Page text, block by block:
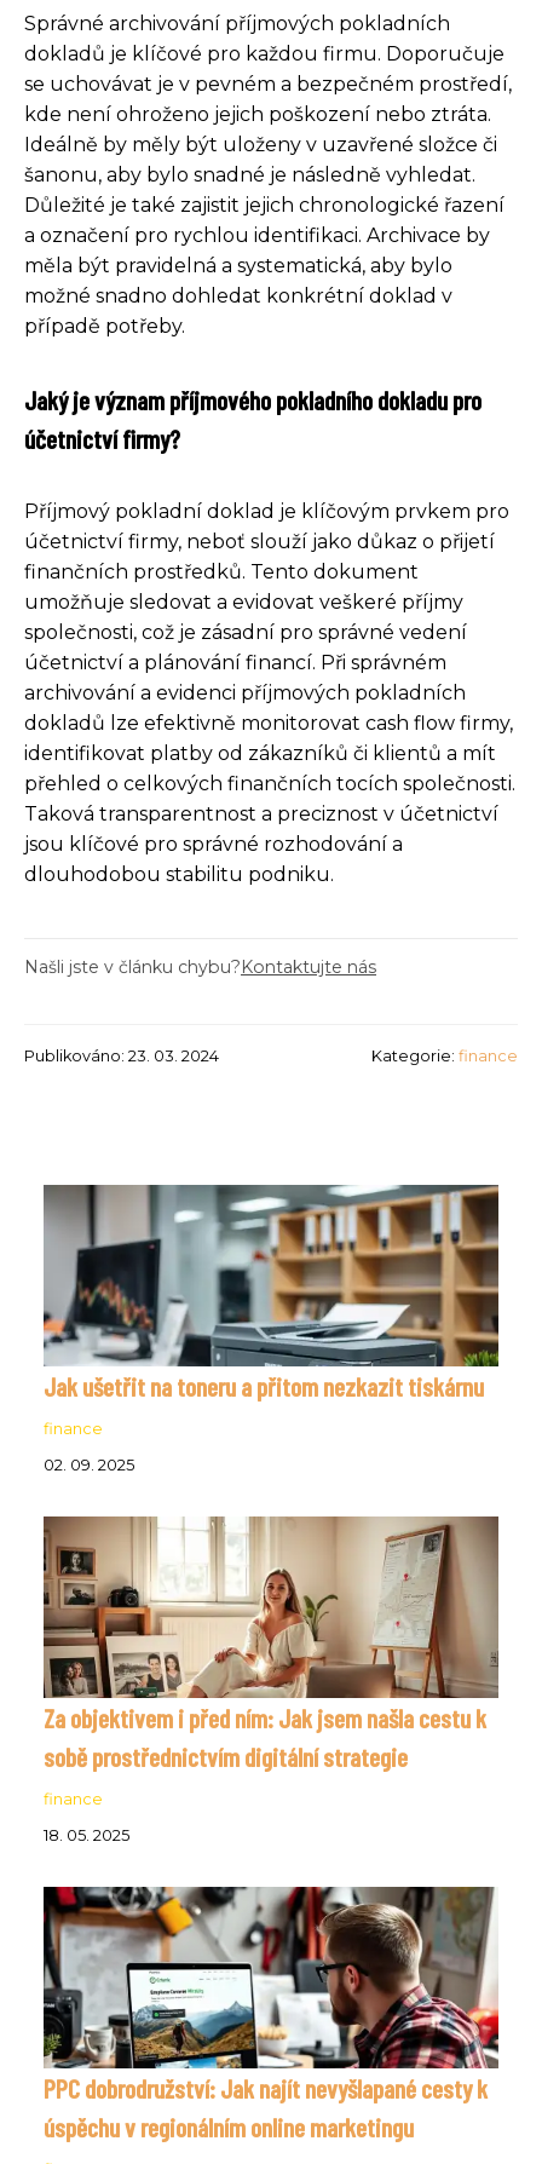
Správné archivování příjmových pokladních
dokladů je klíčové pro každou firmu. Doporučuje
se uchovávat je v pevném a bezpečném prostředí,
kde není ohroženo jejich poškození nebo ztráta.
Ideálně by měly být uloženy v uzavřené složce či
šanonu, aby bylo snadné je následně vyhledat.
Důležité je také zajistit jejich chronologické řazení
a označení pro rychlou identifikaci. Archivace by
měla být pravidelná a systematická, aby bylo
možné snadno dohledat konkrétní doklad v
případě potřeby.
Jaký je význam příjmového pokladního dokladu pro
účetnictví firmy?
Příjmový pokladní doklad je klíčovým prvkem pro
účetnictví firmy, neboť slouží jako důkaz o přijetí
finančních prostředků. Tento dokument
umožňuje sledovat a evidovat veškeré příjmy
společnosti, což je zásadní pro správné vedení
účetnictví a plánování financí. Při správném
archivování a evidenci příjmových pokladních
dokladů lze efektivně monitorovat cash flow firmy,
identifikovat platby od zákazníků či klientů a mít
přehled o celkových finančních tocích společnosti.
Taková transparentnost a preciznost v účetnictví
jsou klíčové pro správné rozhodování a
dlouhodobou stabilitu podniku.
Našli jste v článku chybu? Kontaktujte nás
Publikováno: 23. 03. 2024 Kategorie: finance
Jak ušetřit na toneru a přitom nezkazit tiskárnu
finance
02. 09. 2025
Za objektivem i před ním: Jak jsem našla cestu k
sobě prostřednictvím digitální strategie
finance
18. 05. 2025
PPC dobrodružství: Jak najít nevyšlapané cesty k
úspěchu v regionálním online marketingu